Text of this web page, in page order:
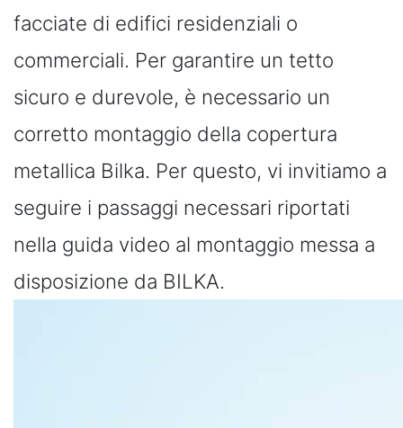
facciate di edifici residenziali o
commerciali. Per garantire un tetto
sicuro e durevole, è necessario un
corretto montaggio della copertura
metallica Bilka. Per questo, vi invitiamo a
seguire i passaggi necessari riportati
nella guida video al montaggio messa a
disposizione da BILKA.